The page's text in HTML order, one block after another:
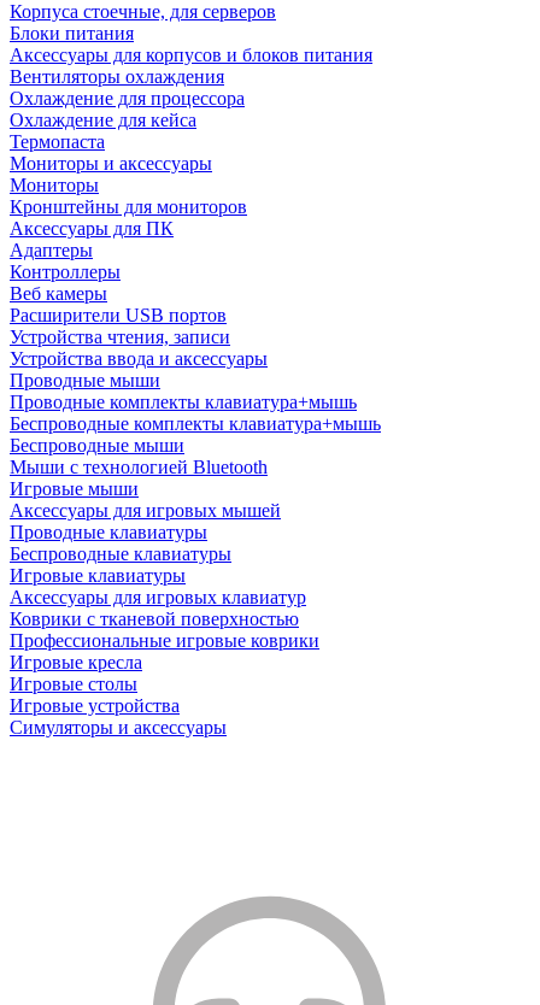
Корпуса стоечные, для серверов
Блоки питания
Аксессуары для корпусов и блоков питания
Вентиляторы охлаждения
Охлаждение для процессора
Охлаждение для кейса
Термопаста
Мониторы и аксессуары
Мониторы
Кронштейны для мониторов
Аксессуары для ПК
Адаптеры
Контроллеры
Веб камеры
Расширители USB портов
Устройства чтения, записи
Устройства ввода и аксессуары
Проводные мыши
Проводные комплекты клавиатура+мышь
Беспроводные комплекты клавиатура+мышь
Беспроводные мыши
Мыши с технологией Bluetooth
Игровые мыши
Аксессуары для игровых мышей
Проводные клавиатуры
Беспроводные клавиатуры
Игровые клавиатуры
Аксессуары для игровых клавиатур
Коврики с тканевой поверхностью
Профессиональные игровые коврики
Игровые кресла
Игровые столы
Игровые устройства
Симуляторы и аксессуары